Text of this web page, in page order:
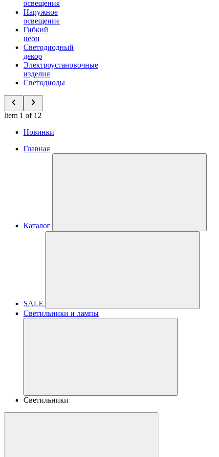
освещения
Наружное
освещение
Гибкий
неон
Светодиодный
декор
Электроустановочные
изделия
Светодиоды
Item 1 of 12
Новинки
Главная
Каталог
SALE
Светильники и лампы
Светильники